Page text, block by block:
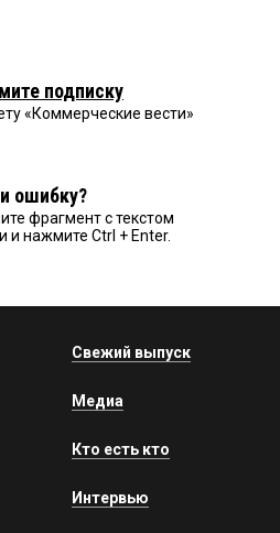
подписку
«Коммерческие вести»
ошибку?
фрагмент с текстом
и нажмите Ctrl + Enter.
Свежий выпуск
Медиа
Кто есть кто
Интервью